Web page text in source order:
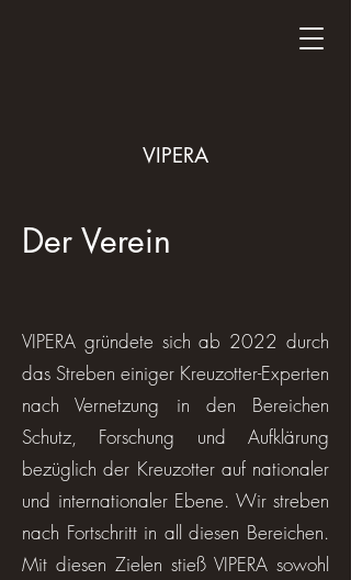
VIPERA
Der Verein
VIPERA gründete sich ab 2022 durch
das Streben einiger Kreuzotter-Experten
nach Vernetzung in den Bereichen
Schutz, Forschung und Aufklärung
bezüglich der Kreuzotter auf nationaler
und internationaler Ebene. Wir streben
nach Fortschritt in all diesen Bereichen.
Mit diesen Zielen stieß VIPERA sowohl